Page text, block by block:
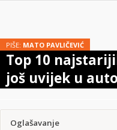
PIŠE: MATO PAVLIČEVIĆ
Top 10
još uvijek u
Oglašavanje